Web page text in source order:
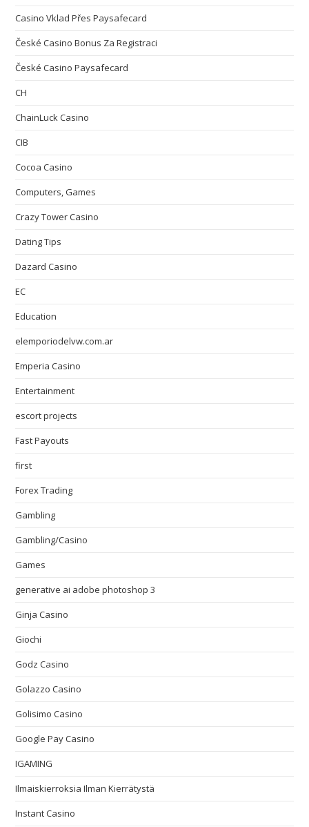
Casino Vklad Přes Paysafecard
České Casino Bonus Za Registraci
České Casino Paysafecard
CH
ChainLuck Casino
CIB
Cocoa Casino
Computers, Games
Crazy Tower Сasino
Dating Tips
Dazard Casino
EC
Education
elemporiodelvw.com.ar
Emperia Casino
Entertainment
escort projects
Fast Payouts
first
Forex Trading
Gambling
Gambling/Casino
Games
generative ai adobe photoshop 3
Ginja Casino
Giochi
Godz Casino
Golazzo Casino
Golisimo Casino
Google Pay Casino
IGAMING
Ilmaiskierroksia Ilman Kierrätystä
Instant Casino